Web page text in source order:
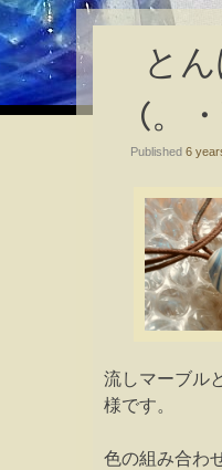
to
と
(。
Published 6
流しマーブル
様です。
色の組み合わ